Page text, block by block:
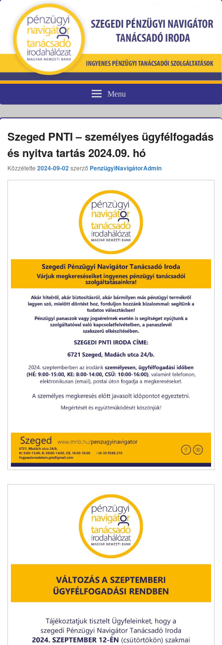
Pénzügyi fogyasztóvédelem
Menu
Szeged PNTI – személyes ügyfélfogadás
és nyitva tartás 2024.09. hó
Közzétette 2024-09-02szerző PenzügyiNavigátorAdmin